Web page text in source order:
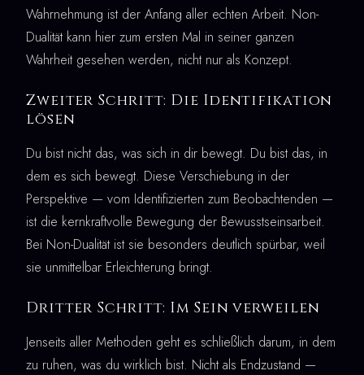
Wahrnehmung ist der Anfang aller echten Arbeit. Non-
Dualität kann hier zum ersten Mal in seiner ganzen
Wahrheit gesehen werden, nicht nur als Konzept.
Zweiter Schritt: Die Identifikation
lösen
Du bist nicht das, was sich in dir bewegt. Du bist das, in
dem es sich bewegt. Diese Verschiebung in der
Perspektive — vom Identifizierten zum Beobachtenden —
ist die kernkraftvolle Bewegung der Bewusstseinsarbeit.
Bei Non-Dualität ist sie besonders deutlich spürbar, weil
sie unmittelbar Erleichterung bringt.
Dritter Schritt: Im Sein verweilen
Jenseits aller Methoden geht es schließlich darum, in dem
zu ruhen, was du wirklich bist. Nicht als Endzustand —